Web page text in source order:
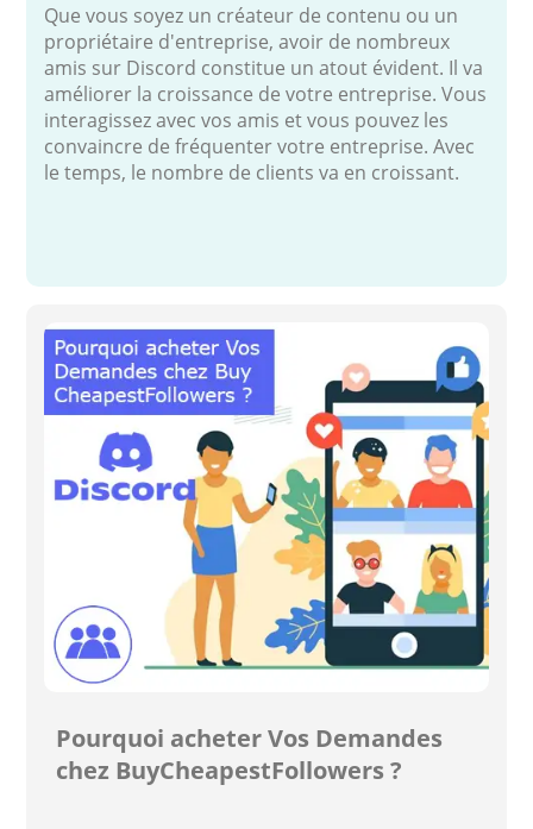
Que vous soyez un créateur de contenu ou un
propriétaire d'entreprise, avoir de nombreux
amis sur Discord constitue un atout évident. Il va
améliorer la croissance de votre entreprise. Vous
interagissez avec vos amis et vous pouvez les
convaincre de fréquenter votre entreprise. Avec
le temps, le nombre de clients va en croissant.
Pourquoi acheter Vos Demandes
chez BuyCheapestFollowers ?